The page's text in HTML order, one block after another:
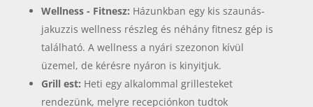
Wellness - Fitnesz: Házunkban egy kis szaunás-
jakuzzis wellness részleg és néhány fitnesz gép is
található. A wellness a nyári szezonon kívül
üzemel, de kérésre nyáron is kinyitjuk.
Grill est: Heti egy alkalommal grillesteket
rendezünk, melyre recepciónkon tudtok